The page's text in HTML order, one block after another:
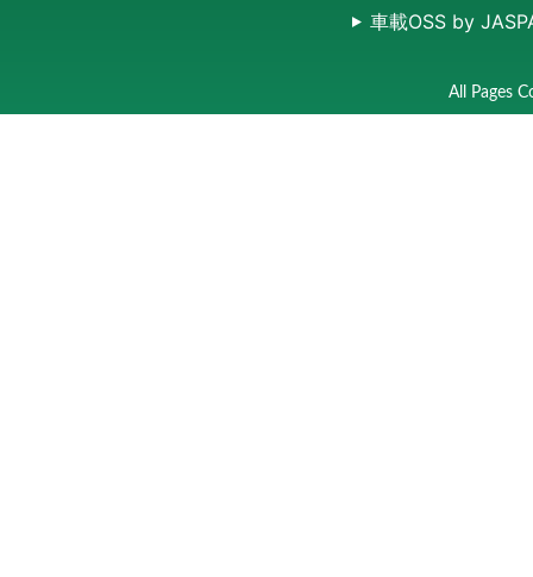
車載OSS by
All Pages